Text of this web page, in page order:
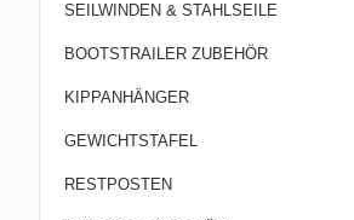
SEILWINDEN & STAHLSEILE
BOOTSTRAILER ZUBEHÖR
KIPPANHÄNGER
GEWICHTSTAFEL
RESTPOSTEN